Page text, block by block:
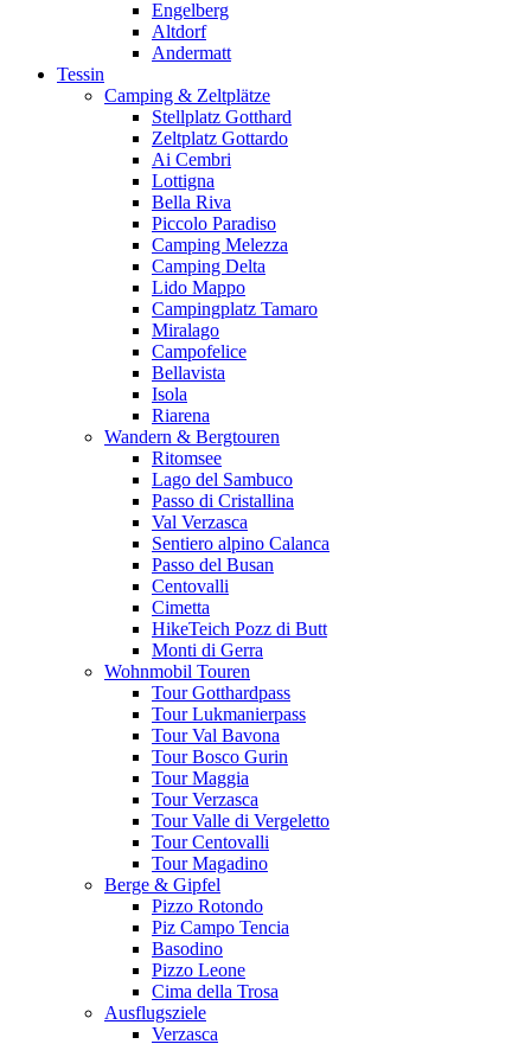
Engelberg
Altdorf
Andermatt
Tessin
Camping & Zeltplätze
Stellplatz Gotthard
Zeltplatz Gottardo
Ai Cembri
Lottigna
Bella Riva
Piccolo Paradiso
Camping Melezza
Camping Delta
Lido Mappo
Campingplatz Tamaro
Miralago
Campofelice
Bellavista
Isola
Riarena
Wandern & Bergtouren
Ritomsee
Lago del Sambuco
Passo di Cristallina
Val Verzasca
Sentiero alpino Calanca
Passo del Busan
Centovalli
Cimetta
HikeTeich Pozz di Butt
Monti di Gerra
Wohnmobil Touren
Tour Gotthardpass
Tour Lukmanierpass
Tour Val Bavona
Tour Bosco Gurin
Tour Maggia
Tour Verzasca
Tour Valle di Vergeletto
Tour Centovalli
Tour Magadino
Berge & Gipfel
Pizzo Rotondo
Piz Campo Tencia
Basodino
Pizzo Leone
Cima della Trosa
Ausflugsziele
Verzasca